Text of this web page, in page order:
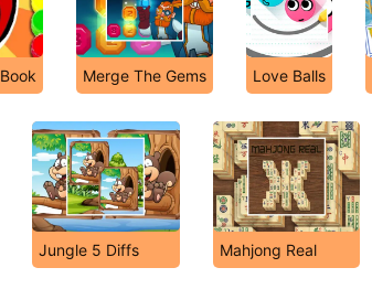
Merge The Gems Love Balls
Jungle 5 Diffs Mahjong Real